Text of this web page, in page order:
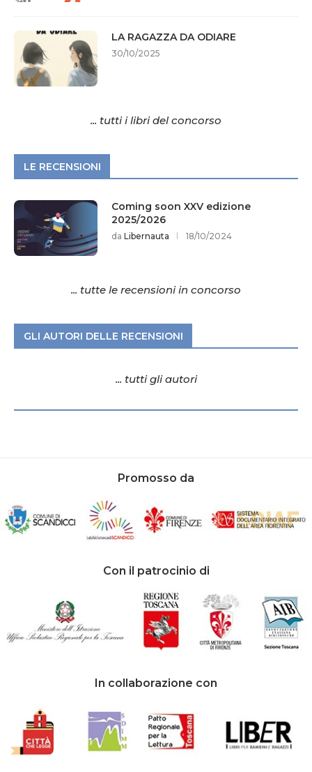
LA RAGAZZA DA ODIARE
30/10/2025
... tutti i libri del concorso
LE RECENSIONI
Coming soon XXV edizione
2025/2026
da Libernauta 18/10/2024
... tutte le recensioni in concorso
GLI AUTORI DELLE RECENSIONI
... tutti gli autori
Promosso da
Con il patrocinio di
In collaborazione con